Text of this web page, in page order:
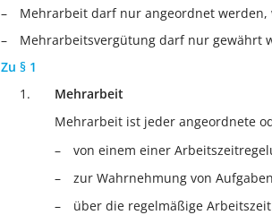
Mehrarbeit darf nur angeordnet
Mehrarbeitsvergütung darf nur gewährt
Zu § 1
1.
Mehrarbeit
Mehrarbeit ist jeder angeordnete
von einem einer
zur Wahrnehmung von
über die regelmäßige Arbeitszeit